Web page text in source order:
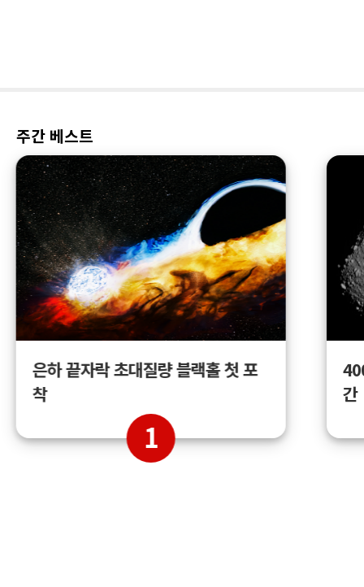
주간 베스트
은하 끝자락 초대질량 블랙홀 첫 포
착
1
간